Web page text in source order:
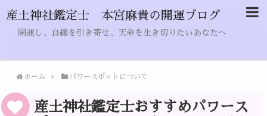
産土神社鑑定士 本宮麻貴の開運ブログ
開運し、良縁を引き寄せ、天命を生き切りたいあなたへ
ホーム パワースポットについて
産土神社鑑定士おすすめパワース